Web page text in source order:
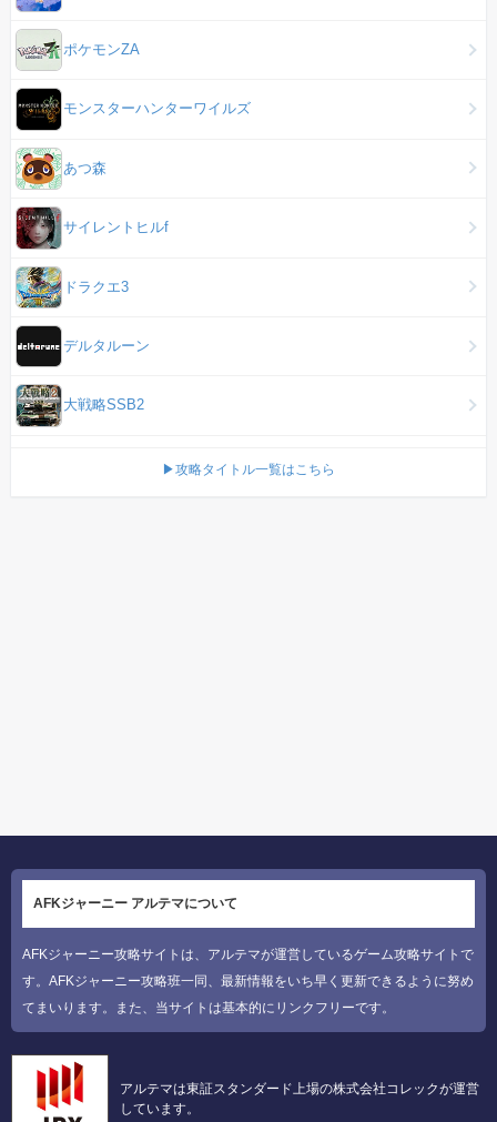
ポケモンZA
モンスターハンターワイルズ
あつ森
サイレントヒルf
ドラクエ3
デルタルーン
大戦略SSB2
▶攻略タイトル一覧はこちら
AFKジャーニー アルテマについて
AFKジャーニー攻略サイトは、アルテマが運営しているゲーム攻略サイトで
す。AFKジャーニー攻略班一同、最新情報をいち早く更新できるように努め
てまいります。また、当サイトは基本的にリンクフリーです。
アルテマは東証スタンダード上場の株式会社コレックが運営
しています。